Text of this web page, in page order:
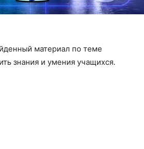
материал по теме
знания и умения учащихся.